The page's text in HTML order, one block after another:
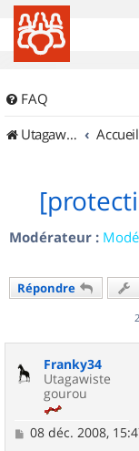
FAQ
UtagawaVTT (Randos VTT et VTTAE avec traces GPS)
Modérateur :
Répondre
Franky34
Utagawiste
gourou
M
08 déc. 2008,